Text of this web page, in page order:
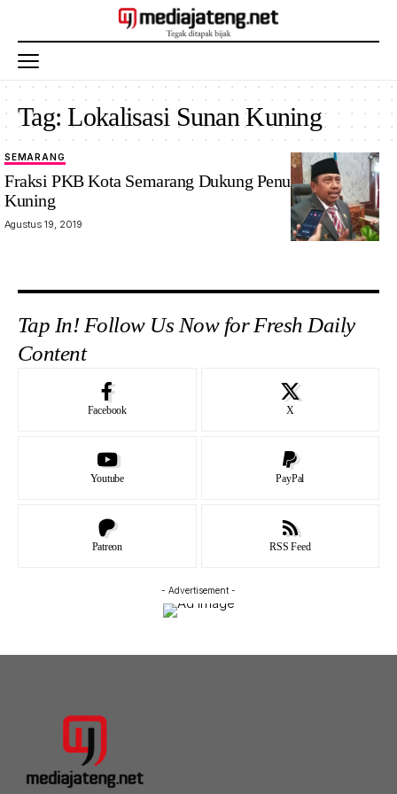
Tag:Lokalisasi Sunan Kuning
SEMARANG
Fraksi PKB Kota Semarang Dukung Penutupan Sunan
Kuning
Agustus 19, 2019
Tap In! Follow Us Now for Fresh Daily
Content
Facebook X
Youtube PayPal
Patreon RSS Feed
- Advertisement -